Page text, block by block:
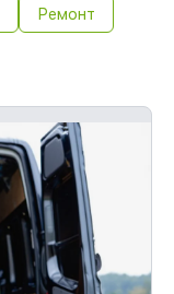
Ремонт